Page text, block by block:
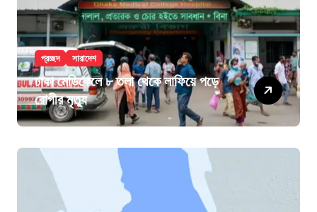
প্রচ্ছদ সারাদেশ
ঢাকা মেডিকেলে ৮ তলা থেকে লাফিয়ে পড়ে
রোগীর মৃত্যু